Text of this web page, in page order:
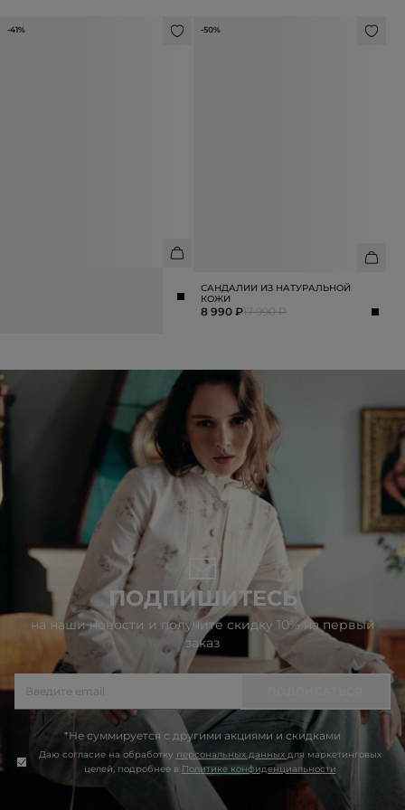
-41% -50%
САНДАЛИИ ИЗ НАТУРАЛЬНОЙ
КОЖИ
8 990 ₽17 990 ₽
ПОДПИШИТЕСЬ
на наши новости и получите скидку 10% на первый
заказ
*Не суммируется с другими акциями и скидками
Даю согласие на обработку персональных данных для маркетинговых
целей, подробнее в Политике конфиденциальности